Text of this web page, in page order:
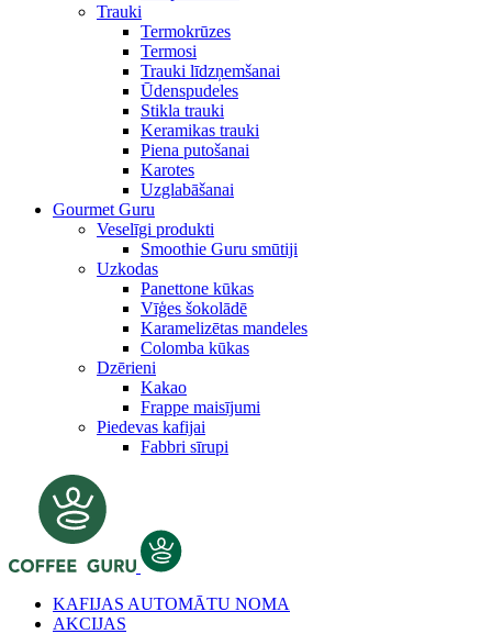
Trauki
Termokrūzes
Termosi
Trauki līdzņemšanai
Ūdenspudeles
Stikla trauki
Keramikas trauki
Piena putošanai
Karotes
Uzglabāšanai
Gourmet Guru
Veselīgi produkti
Smoothie Guru smūtiji
Uzkodas
Panettone kūkas
Vīģes šokolādē
Karamelizētas mandeles
Colomba kūkas
Dzērieni
Kakao
Frappe maisījumi
Piedevas kafijai
Fabbri sīrupi
KAFIJAS AUTOMĀTU NOMA
AKCIJAS